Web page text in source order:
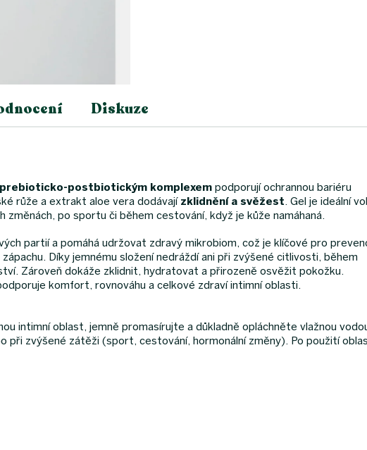
Diskuze
prebioticko-postbiotickým komplexem podporují ochrannou bariéru
růže a extrakt aloe vera dodávají zklidnění a svěžest . Gel je ideální
změnách, po sportu či během cestování, když je kůže namáhaná.
partií a pomáhá udržovat zdravý mikrobiom, což je klíčové pro
Díky jemnému složení nedráždí ani při zvýšené citlivosti, během
Zároveň dokáže zklidnit, hydratovat a přirozeně osvěžit pokožku.
komfort, rovnováhu a celkové zdraví intimní oblasti.
intimní oblast, jemně promasírujte a důkladně opláchněte vlažnou
při zvýšené zátěži (sport, cestování, hormonální změny). Po použití